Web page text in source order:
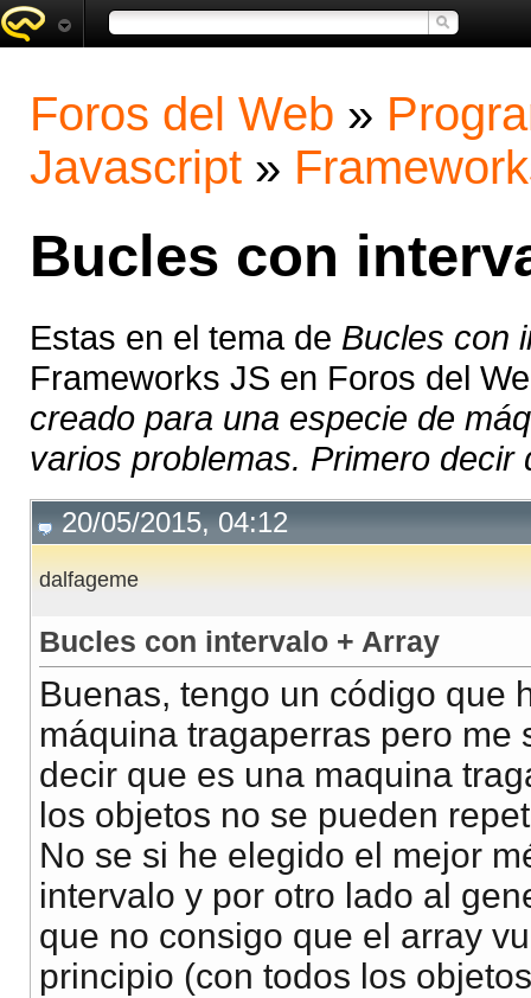
Foros del Web »
Javascript »
Bucles con
Estas en el tema de Bucles con
Frameworks JS en Foros del
creado para una especie de
varios problemas. Primero
20/05/2015, 04:12
dalfageme
Bucles con intervalo + Array
Buenas, tengo un código que
máquina tragaperras pero
decir que es una maquina
los objetos no se pueden
No se si he elegido el mejor
intervalo y por otro lado al
que no consigo que el array
principio (con todos los